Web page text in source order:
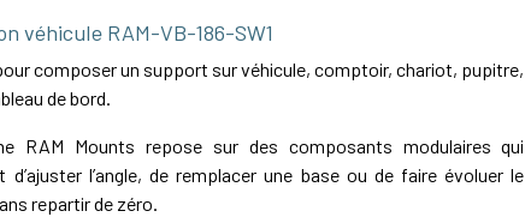
véhicule RAM-VB-186-SW1
composer un support sur véhicule, comptoir, chariot, pupitre,
de bord.
RAM Mounts repose sur des composants modulaires qui
d’ajuster l’angle, de remplacer une base ou de faire évoluer le
repartir de zéro.